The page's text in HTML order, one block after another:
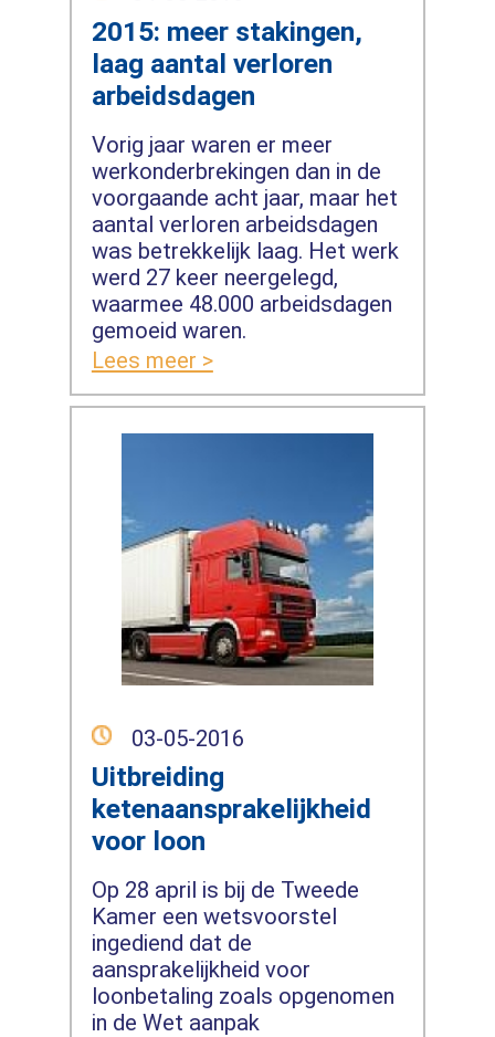
2015: meer stakingen,
laag aantal verloren
arbeidsdagen
Vorig jaar waren er meer
werkonderbrekingen dan in de
voorgaande acht jaar, maar het
aantal verloren arbeidsdagen
was betrekkelijk laag. Het werk
werd 27 keer neergelegd,
waarmee 48.000 arbeidsdagen
gemoeid waren.
Lees meer >
03-05-2016
Uitbreiding
ketenaansprakelijkheid
voor loon
Op 28 april is bij de Tweede
Kamer een wetsvoorstel
ingediend dat de
aansprakelijkheid voor
loonbetaling zoals opgenomen
in de Wet aanpak